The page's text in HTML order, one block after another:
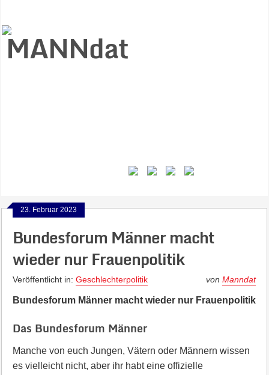
23. Februar 2023
Bundesforum Männer macht
wieder nur Frauenpolitik
Veröffentlicht in: Geschlechterpolitik vonManndat
Bundesforum Männer macht wieder nur Frauenpolitik
Das Bundesforum Männer
Manche von euch Jungen, Vätern oder Männern wissen
es vielleicht nicht, aber ihr habt eine offizielle